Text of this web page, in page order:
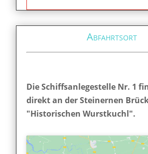
Abfahrtsort
Die Schiffsanlegestelle Nr. 1
direkt an der Steinernen
"Historischen Wurstkuchl".